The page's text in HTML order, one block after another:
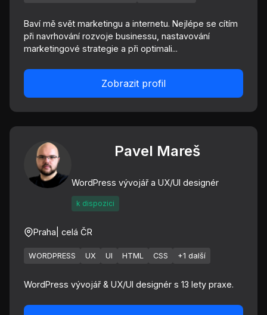
Baví mě svět marketingu a internetu. Nejlépe se cítím
při navrhování rozvoje businessu, nastavování
marketingové strategie a při optimali...
Zobrazit profil
Pavel Mareš
WordPress vývojář a UX/UI designér
k dispozici
Praha | celá ČR
WORDPRESS UX UI HTML CSS +1 další
WordPress vývojář & UX/UI designér s 13 lety praxe.